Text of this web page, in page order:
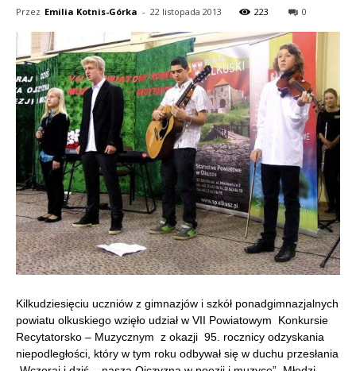
Przez Emilia Kotnis-Górka - 22 listopada 2013 223 0
Kilkudziesięciu uczniów z gimnazjów i szkół ponadgimnazjalnych
powiatu olkuskiego wzięło udział w VII Powiatowym Konkursie
Recytatorsko – Muzycznym z okazji 95. rocznicy odzyskania
niepodległości, który w tym roku odbywał się w duchu przesłania